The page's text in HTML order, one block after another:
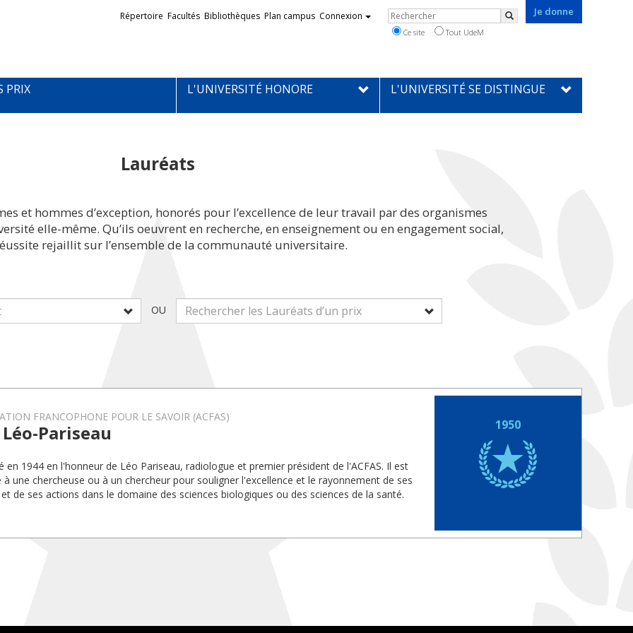
Je donne
Liens
externes
Répertoire Facultés Bibliothèques Plan campus Connexion Rechercher
Rechercher
Ce site Tout UdeM
PRIX L'UNIVERSITÉ HONORE L'UNIVERSITÉ SE DISTINGUE
Lauréats
et hommes d’exception, honorés pour l’excellence de leur travail par des organismes
elle-même. Qu’ils oeuvrent en recherche, en enseignement ou en engagement social,
rejaillit sur l’ensemble de la communauté universitaire.
OU
FRANCOPHONE POUR LE SAVOIR (ACFAS)
Pariseau
en 1944 en l'honneur de Léo Pariseau, radiologue et premier président de l'ACFAS. Il est
à une chercheuse ou à un chercheur pour souligner l'excellence et le rayonnement de ses
de ses actions dans le domaine des sciences biologiques ou des sciences de la santé.
1950